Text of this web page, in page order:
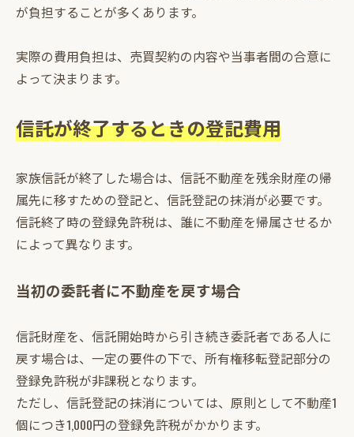
が負担することが多くあります。
実際の費用負担は、売買契約の内容や当事者間の合意に
よって決まります。
信託が終了するときの登記費用
家族信託が終了した場合は、信託不動産を残余財産の帰
属先に移すための登記と、信託登記の抹消が必要です。
信託終了時の登録免許税は、誰に不動産を帰属させるか
によって異なります。
当初の委託者に不動産を戻す場合
信託財産を、信託開始時から引き続き委託者である人に
戻す場合は、一定の要件の下で、所有権移転登記部分の
登録免許税が非課税となります。
ただし、信託登記の抹消については、原則として不動産1
個につき1,000円の登録免許税がかかります。